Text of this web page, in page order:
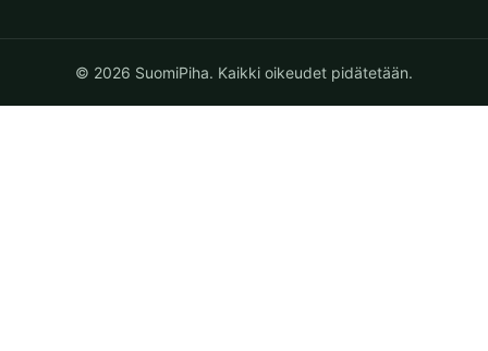
© 2026 SuomiPiha. Kaikki oikeudet pidätetään.